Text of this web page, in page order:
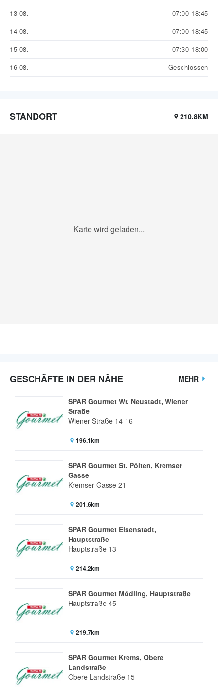
13.08.
07:00-18:45
14.08.
07:00-18:45
15.08.
07:30-18:00
16.08.
Geschlossen
STANDORT 210.8KM
Karte wird geladen...
GESCHÄFTE IN DER NÄHE MEHR
SPAR Gourmet Wr. Neustadt, Wiener
Straße
Wiener Straße 14-16
196.1km
SPAR Gourmet St. Pölten, Kremser
Gasse
Kremser Gasse 21
201.6km
SPAR Gourmet Eisenstadt,
Hauptstraße
Hauptstraße 13
214.2km
SPAR Gourmet Mödling, Hauptstraße
Hauptstraße 45
219.7km
SPAR Gourmet Krems, Obere
Landstraße
Obere Landstraße 15